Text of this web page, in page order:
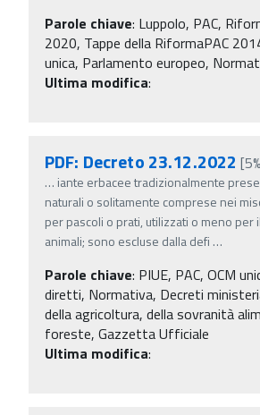
Parole chiave: Luppolo, PAC,
2020, Tappe della RiformaPAC
unica, Parlamento europeo,
Ultima modifica:
PDF: Decreto 23.12.2022
… iante erbacee tradizionalmente
naturali o solitamente comprese nei
per pascoli o prati, utilizzati o meno per
animali; sono escluse dalla defi …
Parole chiave: PIUE, PAC, OCM
diretti, Normativa, Decreti
della agricoltura, della sovranità
foreste, Gazzetta Ufficiale
Ultima modifica: